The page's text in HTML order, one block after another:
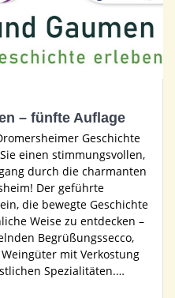
– fünfte Auflage
Geschichte
einen stimmungsvollen,
durch die charmanten
Der geführte
die bewegte Geschichte
Weise zu entdecken –
Begrüßungssecco,
mit Verkostung
Spezialitäten.…